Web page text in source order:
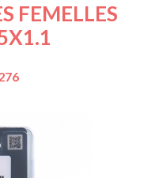
FEMELLES